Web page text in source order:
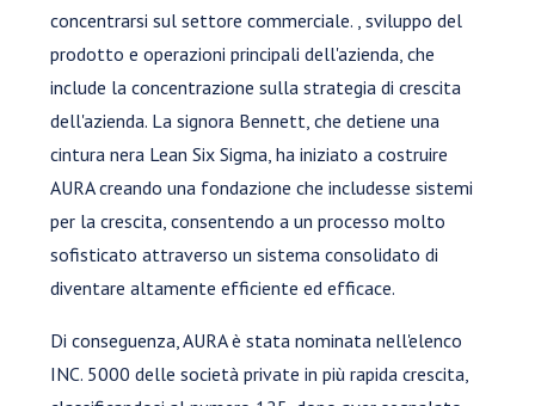
concentrarsi sul settore commerciale. , sviluppo del
prodotto e operazioni principali dell'azienda, che
include la concentrazione sulla strategia di crescita
dell'azienda. La signora Bennett, che detiene una
cintura nera Lean Six Sigma, ha iniziato a costruire
AURA creando una fondazione che includesse sistemi
per la crescita, consentendo a un processo molto
sofisticato attraverso un sistema consolidato di
diventare altamente efficiente ed efficace.
Di conseguenza, AURA è stata nominata nell'elenco
INC. 5000 delle società private in più rapida crescita,